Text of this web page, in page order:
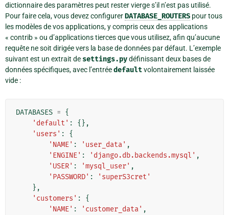
dictionnaire des paramètres peut rester vierge s’il n’est pas utilisé.
Pour faire cela, vous devez configurerDATABASE_ROUTERS pour tous
les modèles de vos applications, y compris ceux des applications
« contrib » ou d’applications tierces que vous utilisez, afin qu’aucune
requête ne soit dirigée vers la base de données par défaut. L’exemple
suivant est un extrait de settings.pydéfinissant deux bases de
données spécifiques, avec l’entréedefaultvolontairement laissée
vide :
DATABASES = {
'default' :
{},
'users' :
{
'NAME' : 'user_data' ,
'ENGINE' : 'django.db.backends.mysql' ,
'USER' : 'mysql_user' ,
'PASSWORD' :
'superS3cret'
},
'customers' :
{
'NAME' : 'customer_data' ,